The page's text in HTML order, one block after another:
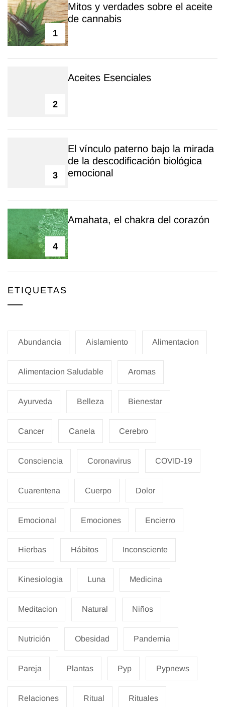
1
Mitos y verdades sobre el aceite
de cannabis
2
Aceites Esenciales
3
El vínculo paterno bajo la mirada
de la descodificación biológica
emocional
4
Amahata, el chakra del corazón
ETIQUETAS
Abundancia Aislamiento Alimentacion
Alimentacion Saludable Aromas
Ayurveda Belleza Bienestar
Cancer Canela Cerebro
Consciencia Coronavirus COVID-19
Cuarentena Cuerpo Dolor
Emocional Emociones Encierro
Hierbas Hábitos Inconsciente
Kinesiologia Luna Medicina
Meditacion Natural Niños
Nutrición Obesidad Pandemia
Pareja Plantas Pyp Pypnews
Relaciones Ritual Rituales